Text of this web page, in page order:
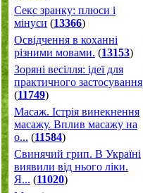
Секс зранку: плюси і
мінуси (13366)
Освідчення в коханні
різними мовами. (13153)
Зоряні весілля: ідеї для
практичного застосування
(11749)
Масаж. Істрія винекнення
масажу. Вплив масажу на
о... (11584)
Свинячий грип. В Україні
виявили від нього ліки.
Я... (11020)